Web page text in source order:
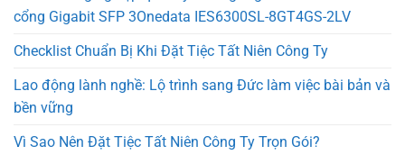
cổng Gigabit SFP 3Onedata IES6300SL-8GT4GS-2LV
Checklist Chuẩn Bị Khi Đặt Tiệc Tất Niên Công Ty
Lao động lành nghề: Lộ trình sang Đức làm việc bài bản và
bền vững
Vì Sao Nên Đặt Tiệc Tất Niên Công Ty Trọn Gói?